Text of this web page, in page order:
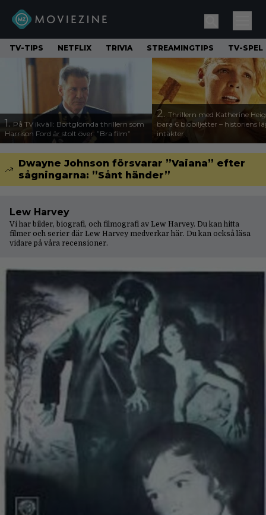
TV-TIPS NETFLIX TRIVIA STREAMINGTIPS TV-SPEL
1. På TV ikväll: Bortglömda thrillern som
Harrison Ford är stolt över: ”Bra film”
2. Thrillern med Katherine
bara 6 biobiljetter – historiens
intäkter
Dwayne Johnson försvarar ”Vaiana” efter
sågningarna: ”Sånt händer”
Lew Harvey
Vi har bilder, biografi, och filmografi av Lew Harvey. Du kan hitta
filmer och serier där Lew Harvey medverkar här. Du kan också läsa
vidare på våra recensioner.